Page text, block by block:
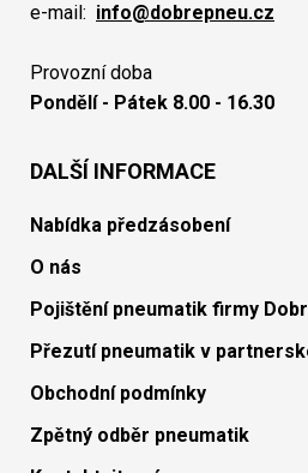
e-mail: info@dobrepneu.cz
Provozní doba
Pondělí - Pátek 8.00 - 16.30
DALŠÍ INFORMACE
Nabídka předzásobení
O nás
Pojištění pneumatik firmy
Přezutí pneumatik v
Obchodní podmínky
Zpětný odběr pneumatik